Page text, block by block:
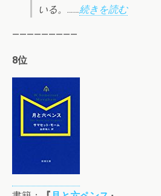
いる。……続きを読む
—————————
8位